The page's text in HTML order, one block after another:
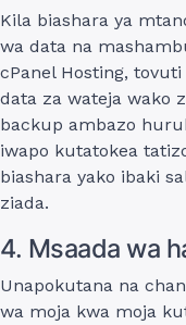
Kila biashara ya
wa data na
cPanel Hosting,
data za wateja wako
backup ambazo
iwapo kutatokea
biashara yako ibaki
ziada.
4. Msaada wa
Unapokutana na
wa moja kwa moja